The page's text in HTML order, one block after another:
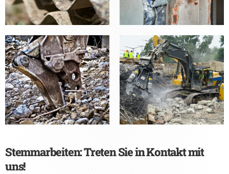
Stemmarbeiten: Treten Sie in Kontakt mit
uns!